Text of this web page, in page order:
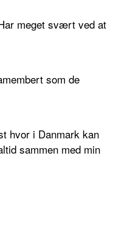
meget svært ved at
som de
hvor i Danmark kan
sammen med min